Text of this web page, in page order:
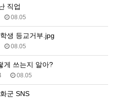
직업
08.05
생 등교거부.jpg
08.05
게 쓰는지 알아?
08.05
군 SNS